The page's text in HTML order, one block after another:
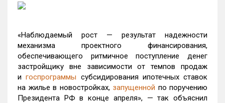
«Наблюдаемый рост — результат надежности
механизма проектного финансирования,
обеспечивающего ритмичное поступление денег
застройщику вне зависимости от темпов продаж
игоспрограммы субсидирования ипотечных ставок
на жилье в новостройках, запущенной по поручению
Президента РФ в конце апреля», — так объяснил